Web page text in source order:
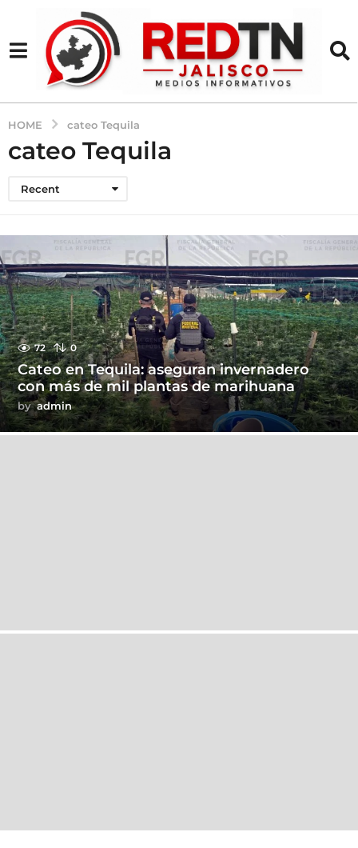
HOME cateo Tequila
cateo Tequila
Recent
72 0
Cateo en Tequila: aseguran invernadero
con más de mil plantas de marihuana
by admin